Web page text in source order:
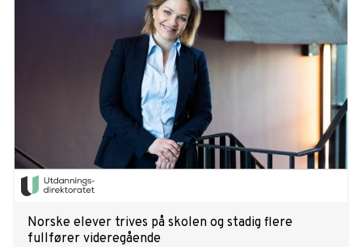
Norske elever trives på skolen og stadig flere
fullfører videregående